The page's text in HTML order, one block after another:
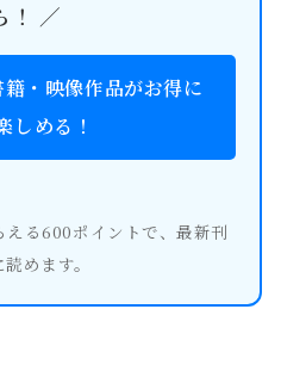
！ ／
・映像作品がお得に
しめる！
る600ポイントで、最新刊
めます。